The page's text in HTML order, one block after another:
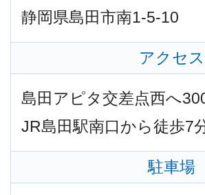
静岡県島田市南1-5-10
アクセス
島田アピタ交差点西へ300
JR島田駅南口から徒歩7
駐車場